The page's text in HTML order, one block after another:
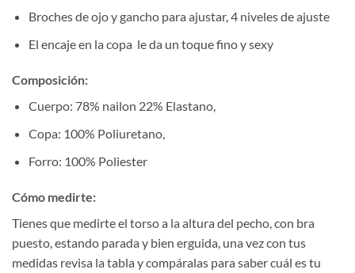
Broches de ojo y gancho para ajustar, 4 niveles de ajuste
El encaje en la copa le da un toque fino y sexy
Composición:
Cuerpo: 78% nailon 22% Elastano,
Copa: 100% Poliuretano,
Forro: 100% Poliester
Cómo medirte:
Tienes que medirte el torso a la altura del pecho, con bra
puesto, estando parada y bien erguida, una vez con tus
medidas revisa la tabla y compáralas para saber cuál es tu